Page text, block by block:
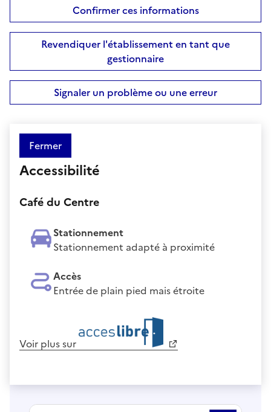
Confirmer ces informations
Revendiquer l'établissement en tant que
gestionnaire
Signaler un problème ou une erreur
Fermer
Accessibilité
Café du Centre
Stationnement
Stationnement adapté à proximité
Accès
Entrée de plain pied mais étroite
Voir plus sur